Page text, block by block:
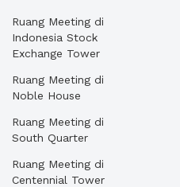
Ruang Meeting di
Indonesia Stock
Exchange Tower
Ruang Meeting di
Noble House
Ruang Meeting di
South Quarter
Ruang Meeting di
Centennial Tower